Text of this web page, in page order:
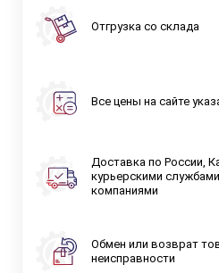
Отгрузка со склада
Все цены на сайте
Доставка по России,
курьерскими
компаниями
Обмен или возврат
неисправности